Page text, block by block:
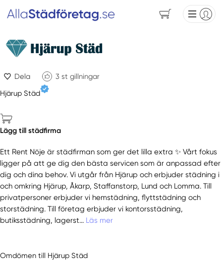
Dela 3 st gillningar
Hjärup Städ
Lägg till städfirma
Ett Rent Nöje är städfirman som ger det lilla extra ✨ Vårt fokus
ligger på att ge dig den bästa servicen som är anpassad efter
dig och dina behov. Vi utgår från Hjärup och erbjuder städning i
och omkring Hjärup, Åkarp, Staffanstorp, Lund och Lomma. Till
privatpersoner erbjuder vi hemstädning, flyttstädning och
storstädning. Till företag erbjuder vi kontorsstädning,
butiksstädning, lagerst... Läs mer
Omdömen till Hjärup Städ